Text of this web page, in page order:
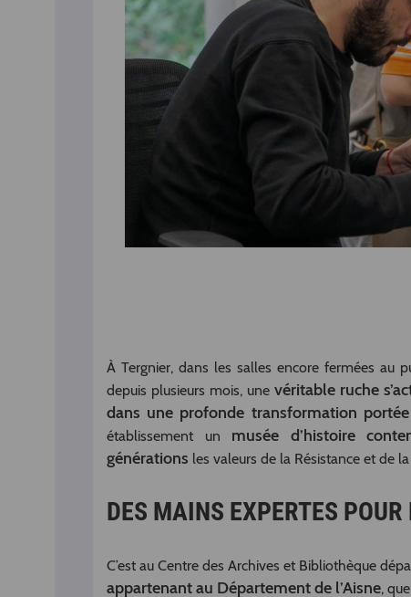
À Tergnier, dans les salles encore fermées au
depuis plusieurs mois, une véritable ruche
dans une profonde transformation
établissement un musée d’histoire
générations les valeurs de la Résistance et de
DES MAINS EXPERTES
C’est au Centre des Archives et Bibliothèque
appartenant au Département de l’Aisne,